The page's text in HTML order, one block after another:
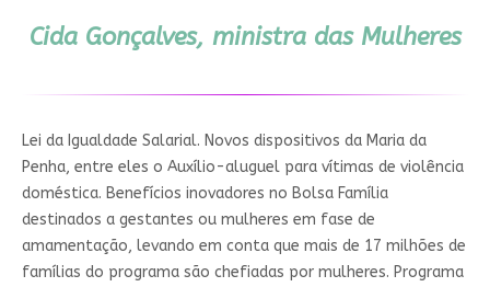
Cida Gonçalves, ministra das Mulheres
Lei da Igualdade Salarial. Novos dispositivos da Maria da
Penha, entre eles o Auxílio-aluguel para vítimas de violência
doméstica. Benefícios inovadores no Bolsa Família
destinados a gestantes ou mulheres em fase de
amamentação, levando em conta que mais de 17 milhões de
famílias do programa são chefiadas por mulheres. Programa